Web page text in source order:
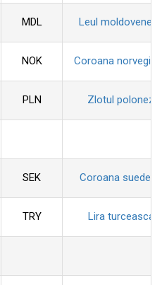
MDL Leul
NOK Coroana
PLN Zlotul polonez
SEK Coroana suedeza
TRY Lira turceasca